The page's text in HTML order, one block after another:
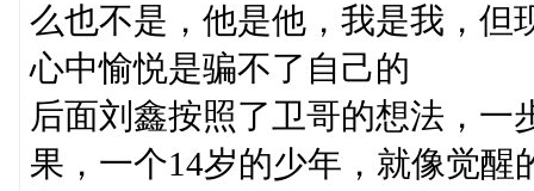
么也不是，他是他，我是我，但
心中愉悦是骗不了自己的
后面刘鑫按照了卫哥的想法，
果，一个14岁的少年，就像觉